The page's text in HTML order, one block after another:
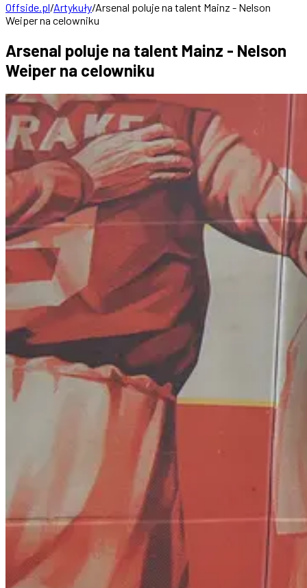
Offside.pl/Artykuły/Arsenal poluje na talent Mainz - Nelson
Weiper na celowniku
Arsenal poluje na talent Mainz - Nelson
Weiper na celowniku